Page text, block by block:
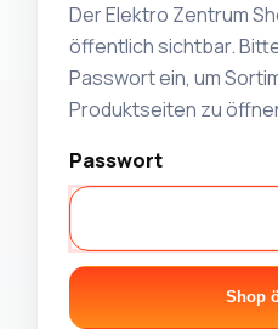
Der Elektro Zentrum
öffentlich sichtbar.
Passwort ein, um
Produktseiten zu
Passwort
Shop